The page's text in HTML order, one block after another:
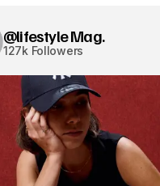
@lifestyle Mag.
127k Followers